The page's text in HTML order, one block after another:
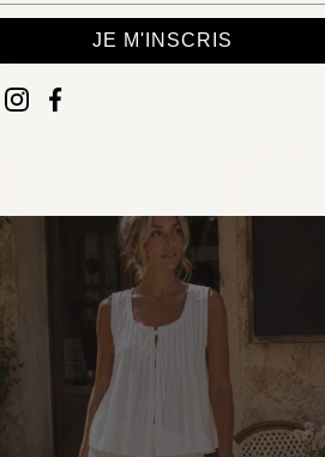
JE M'INSCRIS